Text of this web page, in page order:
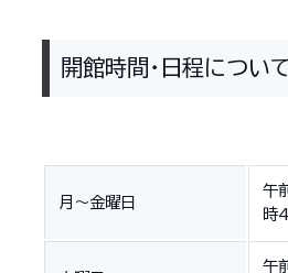
開館時間・日程につい
月〜金曜日
午
時
午